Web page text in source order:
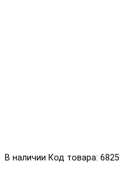
В наличии Код товара: 6825